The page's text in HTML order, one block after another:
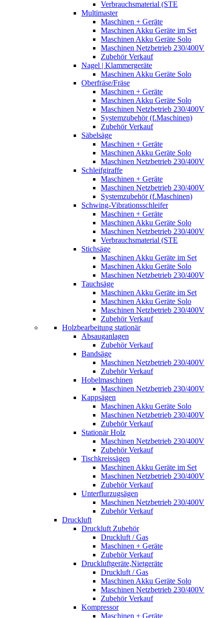
Verbrauchsmaterial (STE
Multimaster
Maschinen + Geräte
Maschinen Akku Geräte im Set
Maschinen Akku Geräte Solo
Maschinen Netzbetrieb 230/400V
Zubehör Verkauf
Nagel | Klammergeräte
Maschinen Akku Geräte Solo
Oberfräse/Fräse
Maschinen + Geräte
Maschinen Akku Geräte Solo
Maschinen Netzbetrieb 230/400V
Systemzubehör (f.Maschinen)
Zubehör Verkauf
Säbelsäge
Maschinen + Geräte
Maschinen Akku Geräte Solo
Maschinen Netzbetrieb 230/400V
Schleifgiraffe
Maschinen + Geräte
Maschinen Netzbetrieb 230/400V
Systemzubehör (f.Maschinen)
Schwing-Vibrationsschleifer
Maschinen + Geräte
Maschinen Akku Geräte Solo
Maschinen Netzbetrieb 230/400V
Verbrauchsmaterial (STE
Stichsäge
Maschinen Akku Geräte im Set
Maschinen Akku Geräte Solo
Maschinen Netzbetrieb 230/400V
Tauchsäge
Maschinen Akku Geräte im Set
Maschinen Akku Geräte Solo
Maschinen Netzbetrieb 230/400V
Zubehör Verkauf
Holzbearbeitung stationär
Absauganlagen
Zubehör Verkauf
Bandsäge
Maschinen Netzbetrieb 230/400V
Zubehör Verkauf
Hobelmaschinen
Maschinen Netzbetrieb 230/400V
Kappsägen
Maschinen Akku Geräte Solo
Maschinen Netzbetrieb 230/400V
Zubehör Verkauf
Stationär Holz
Maschinen Netzbetrieb 230/400V
Zubehör Verkauf
Tischkreissägen
Maschinen Akku Geräte im Set
Maschinen Netzbetrieb 230/400V
Zubehör Verkauf
Unterflurzugsägen
Maschinen Netzbetrieb 230/400V
Zubehör Verkauf
Druckluft
Druckluft Zubehör
Druckluft / Gas
Maschinen + Geräte
Zubehör Verkauf
Druckluftgeräte,Nietgeräte
Druckluft / Gas
Maschinen Akku Geräte Solo
Maschinen Netzbetrieb 230/400V
Zubehör Verkauf
Kompressor
Maschinen + Geräte